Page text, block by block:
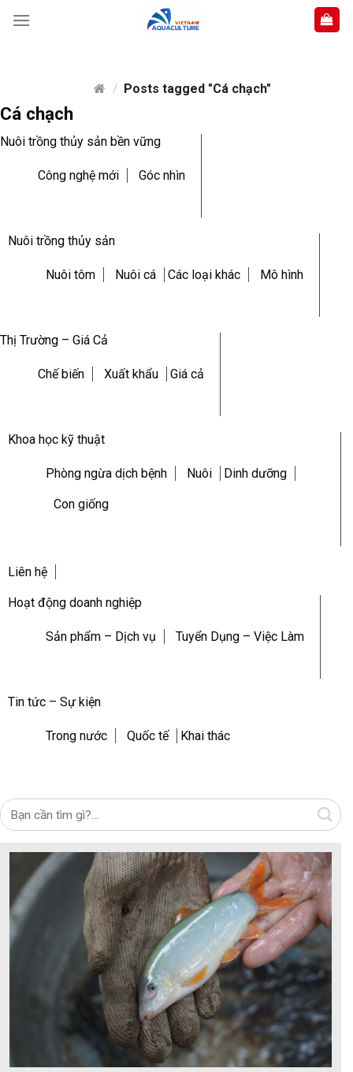
/ Posts tagged "Cá chạch"
Cá chạch
Nuôi trồng thủy sản bền vững
Công nghệ mới Góc nhìn
Nuôi trồng thủy sản
Nuôi tôm Nuôi cá Các loại khác Mô hình
Thị Trường – Giá Cả
Chế biến Xuất khẩu Giá cả
Khoa học kỹ thuật
Phòng ngừa dịch bệnh Nuôi Dinh dưỡng
Con giống
Liên hệ
Hoạt động doanh nghiệp
Sản phẩm – Dịch vụ Tuyển Dụng – Việc Làm
Tin tức – Sự kiện
Trong nước Quốc tế Khai thác